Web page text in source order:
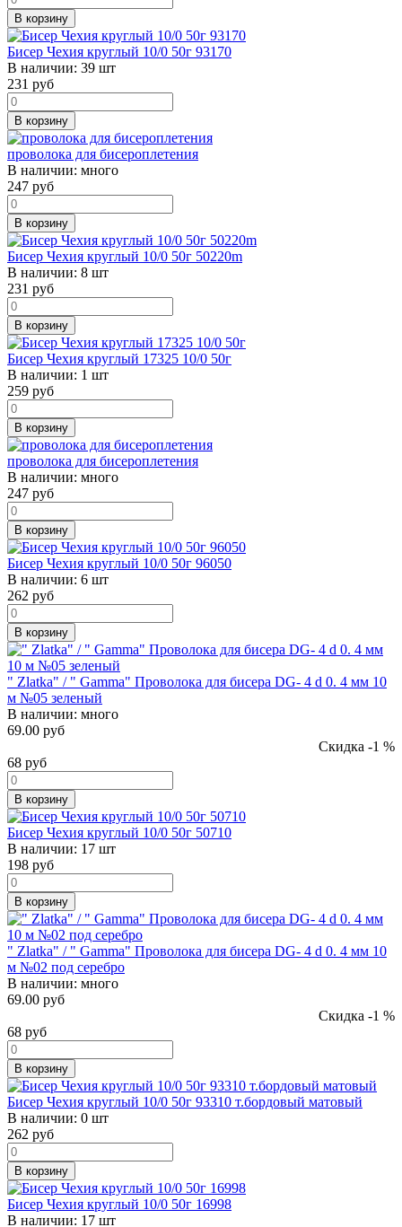
В корзину
Бисер Чехия круглый 10/0 50г 93170
В наличии: 39 шт
231 руб
В корзину
проволока для бисероплетения
В наличии: много
247 руб
В корзину
Бисер Чехия круглый 10/0 50г 50220m
В наличии: 8 шт
231 руб
В корзину
Бисер Чехия круглый 17325 10/0 50г
В наличии: 1 шт
259 руб
В корзину
проволока для бисероплетения
В наличии: много
247 руб
В корзину
Бисер Чехия круглый 10/0 50г 96050
В наличии: 6 шт
262 руб
В корзину
" Zlatka" / " Gamma" Проволока для бисера DG- 4 d 0. 4 мм 10
м №05 зеленый
В наличии: много
69.00 руб
Скидка -1 %
68 руб
В корзину
Бисер Чехия круглый 10/0 50г 50710
В наличии: 17 шт
198 руб
В корзину
" Zlatka" / " Gamma" Проволока для бисера DG- 4 d 0. 4 мм 10
м №02 под серебро
В наличии: много
69.00 руб
Скидка -1 %
68 руб
В корзину
Бисер Чехия круглый 10/0 50г 93310 т.бордовый матовый
В наличии: 0 шт
262 руб
В корзину
Бисер Чехия круглый 10/0 50г 16998
В наличии: 17 шт